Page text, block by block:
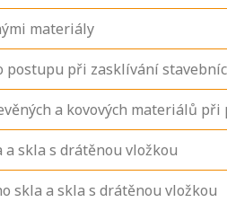
materiály
postupu při zasklívání
a kovových materiálů
skla s drátěnou vložkou
skla a skla s drátěnou vložkou